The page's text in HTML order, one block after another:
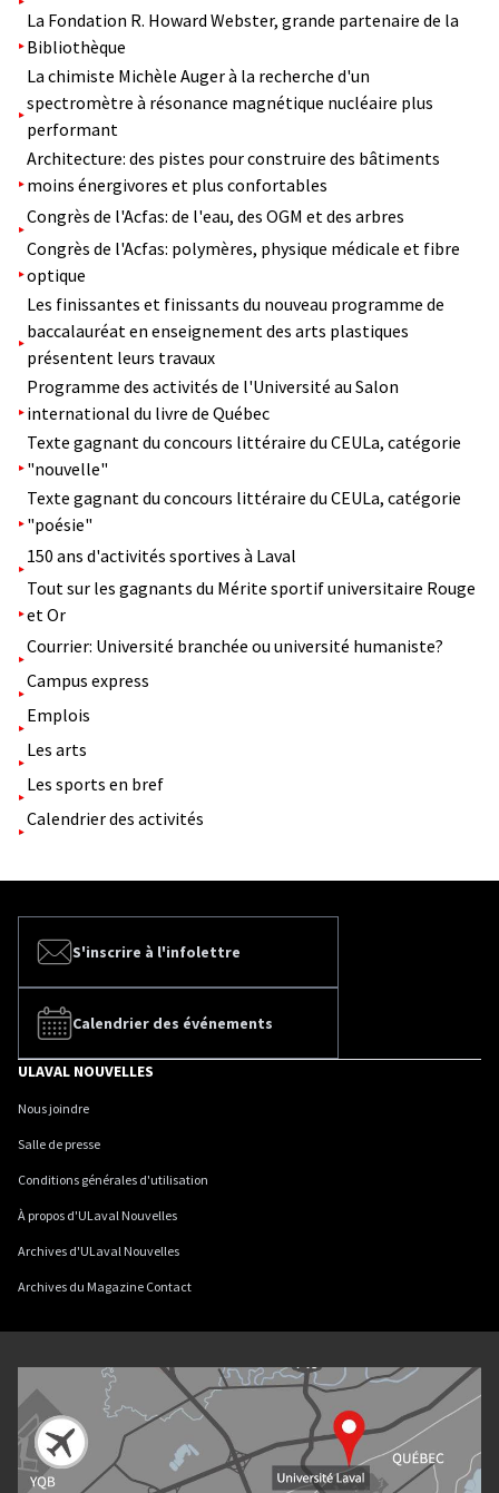
La Fondation R. Howard Webster, grande partenaire de la
Bibliothèque
La chimiste Michèle Auger à la recherche d'un
spectromètre à résonance magnétique nucléaire plus
performant
Architecture: des pistes pour construire des bâtiments
moins énergivores et plus confortables
Congrès de l'Acfas: de l'eau, des OGM et des arbres
Congrès de l'Acfas: polymères, physique médicale et fibre
optique
Les finissantes et finissants du nouveau programme de
baccalauréat en enseignement des arts plastiques
présentent leurs travaux
Programme des activités de l'Université au Salon
international du livre de Québec
Texte gagnant du concours littéraire du CEULa, catégorie
"nouvelle"
Texte gagnant du concours littéraire du CEULa, catégorie
"poésie"
150 ans d'activités sportives à Laval
Tout sur les gagnants du Mérite sportif universitaire Rouge
et Or
Courrier: Université branchée ou université humaniste?
Campus express
Emplois
Les arts
Les sports en bref
Calendrier des activités
S'inscrire à l'infolettre
Calendrier des événements
ULAVAL NOUVELLES
Nous joindre
Salle de presse
Conditions générales d'utilisation
À propos d'ULaval Nouvelles
Archives d'ULaval Nouvelles
Archives du Magazine Contact